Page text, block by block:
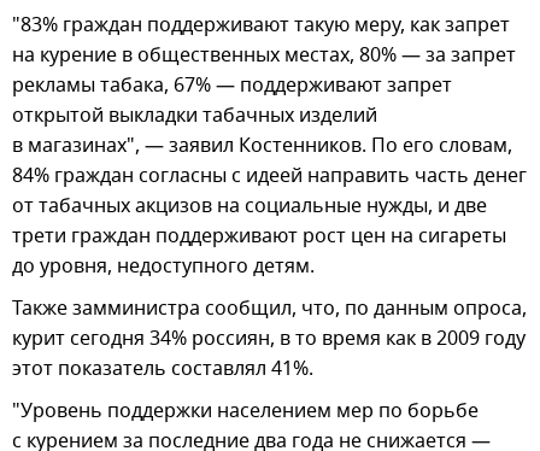
"83% граждан поддерживают такую меру, как запрет
на курение в общественных местах, 80% — за запрет
рекламы табака, 67% — поддерживают запрет
открытой выкладки табачных изделий
в магазинах", — заявил Костенников. По его словам,
84% граждан согласны с идеей направить часть денег
от табачных акцизов на социальные нужды, и две
трети граждан поддерживают рост цен на сигареты
до уровня, недоступного детям.
Также замминистра сообщил, что, по данным опроса,
курит сегодня 34% россиян, в то время как в 2009 году
этот показатель составлял 41%.
"Уровень поддержки населением мер по борьбе
с курением за последние два года не снижается —